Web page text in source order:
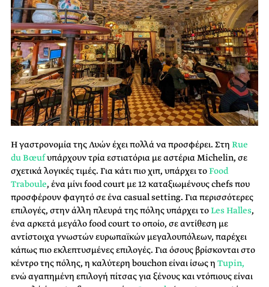
Η γαστρονομία της Λυών έχει πολλά να προσφέρει. Στη Rue
du Bœufυπάρχουν τρία εστιατόρια με αστέρια Michelin, σε
σχετικά λογικές τιμές. Για κάτι πιο χιπ, υπάρχει τοFood
Traboule, ένα μίνι food court με 12 καταξιωμένους chefs που
προσφέρουν φαγητό σε ένα casual setting. Για περισσότερες
επιλογές, στην άλλη πλευρά της πόλης υπάρχει τοLes Halles,
ένα αρκετά μεγάλο food court το οποίο, σε αντίθεση με
αντίστοιχα γνωστών ευρωπαϊκών μεγαλουπόλεων, παρέχει
κάπως πιο εκλεπτυσμένες επιλογές. Για όσους βρίσκονται στο
κέντρο της πόλης, η καλύτερη bouchon είναι ίσως η Tupin,
ενώ αγαπημένη επιλογή πίτσας για ξένους και ντόπιους είναι